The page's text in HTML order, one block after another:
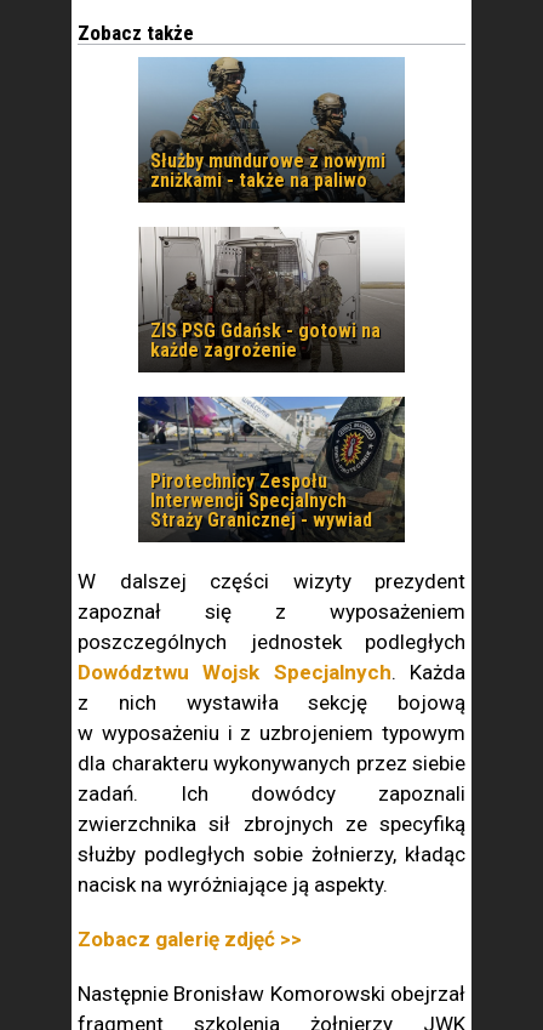
Zobacz także
Służby mundurowe z nowymi
zniżkami - także na paliwo
ZIS PSG Gdańsk - gotowi na
każde zagrożenie
Pirotechnicy Zespołu
Interwencji Specjalnych
Straży Granicznej - wywiad
W dalszej części wizyty prezydent
zapoznał się z wyposażeniem
poszczególnych jednostek podległych
Dowództwu Wojsk Specjalnych. Każda
z nich wystawiła sekcję bojową
w wyposażeniu i z uzbrojeniem typowym
dla charakteru wykonywanych przez siebie
zadań. Ich dowódcy zapoznali
zwierzchnika sił zbrojnych ze specyfiką
służby podległych sobie żołnierzy, kładąc
nacisk na wyróżniające ją aspekty.
Zobacz galerię zdjęć >>
Następnie Bronisław Komorowski obejrzał
fragment szkolenia żołnierzy JWK